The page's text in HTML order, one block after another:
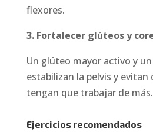
flexores.
3. Fortalecer glúteos y
Un glúteo mayor activo y
estabilizan la pelvis y evitan
tengan que trabajar de más.
Ejercicios recomendados